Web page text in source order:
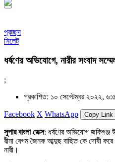
প্রচ্ছদ
সিলেট
ধর্ষণের অভিযোগে, নারীর সংবাদ
;
প্রকাশিত: ১০ সেপ্টেম্বর ২০২২,
Facebook X WhatsApp Copy Link
সুপার বাংলা ডেক্স: ধর্ষণের অভিযোগ জকিগঞ্জ
রীনা বেগম জৈনক আব্দুছ বাছিত কে দোষী
নারী।